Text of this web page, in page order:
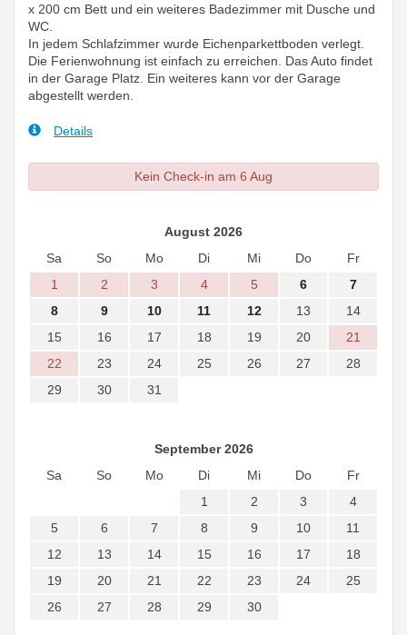
x 200 cm Bett und ein weiteres Badezimmer mit Dusche und
WC.
In jedem Schlafzimmer wurde Eichenparkettboden verlegt.
Die Ferienwohnung ist einfach zu erreichen. Das Auto findet
in der Garage Platz. Ein weiteres kann vor der Garage
abgestellt werden.
Details
Kein Check-in am 6 Aug
August 2026
Sa
So Mo Di Mi Do
Fr
1
2 3 4 5 6
7
8
9 10 11 12 13
14
15
16 17 18 19 20
21
22
23 24 25 26 27
28
29
30 31
September 2026
Sa
So Mo Di Mi Do
Fr
1
2 3
4
5
6 7 8 9 10
11
12
13 14 15 16 17
18
19
20 21 22 23 24
25
26
27 28 29 30